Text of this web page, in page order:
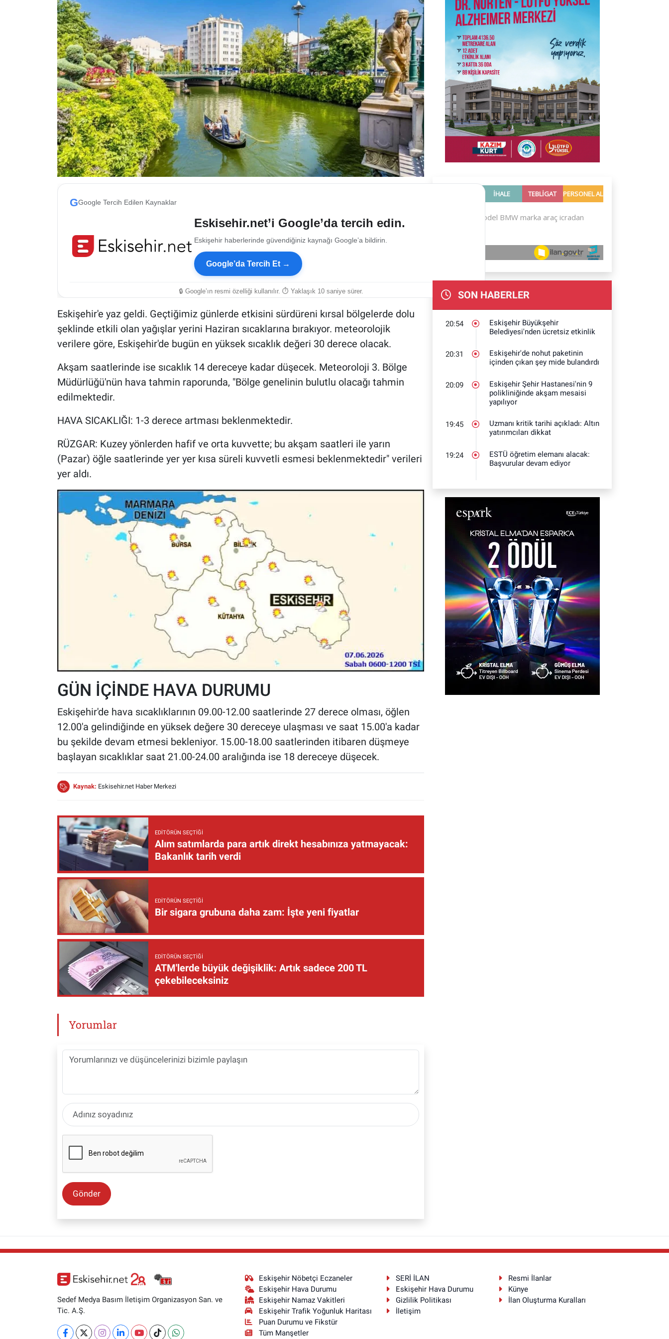
GGoogle Tercih Edilen Kaynaklar
Eskisehir.net’i Google’da tercih edin.
Eskişehir haberlerinde güvendiğiniz kaynağı Google’a bildirin.
Google’da Tercih Et →
🔒 Google’ın resmi özelliği kullanılır. ⏱ Yaklaşık 10 saniye sürer.
Eskişehir'e yaz geldi. Geçtiğimiz günlerde etkisini sürdüreni kırsal bölgelerde dolu
şeklinde etkili olan yağışlar yerini Haziran sıcaklarına bırakıyor. meteorolojik
verilere göre, Eskişehir'de bugün en yüksek sıcaklık değeri 30 derece olacak.
Akşam saatlerinde ise sıcaklık 14 dereceye kadar düşecek. Meteoroloji 3. Bölge
Müdürlüğü'nün hava tahmin raporunda, "Bölge genelinin bulutlu olacağı tahmin
edilmektedir.
HAVA SICAKLIĞI: 1-3 derece artması beklenmektedir.
RÜZGAR: Kuzey yönlerden hafif ve orta kuvvette; bu akşam saatleri ile yarın
(Pazar) öğle saatlerinde yer yer kısa süreli kuvvetli esmesi beklenmektedir" verileri
yer aldı.
GÜN İÇİNDE HAVA DURUMU
Eskişehir'de hava sıcaklıklarının 09.00-12.00 saatlerinde 27 derece olması, öğlen
12.00'a gelindiğinde en yüksek değere 30 dereceye ulaşması ve saat 15.00'a kadar
bu şekilde devam etmesi bekleniyor. 15.00-18.00 saatlerinden itibaren düşmeye
başlayan sıcaklıklar saat 21.00-24.00 aralığında ise 18 dereceye düşecek.
Kaynak: Eskisehir.net Haber Merkezi
EDITÖRÜN SEÇTIĞI
Alım satımlarda para artık direkt hesabınıza yatmayacak:
Bakanlık tarih verdi
EDITÖRÜN SEÇTIĞI
Bir sigara grubuna daha zam: İşte yeni fiyatlar
EDITÖRÜN SEÇTIĞI
ATM'lerde büyük değişiklik: Artık sadece 200 TL
çekebileceksiniz
Yorumlar
Gönder
SON HABERLER
20:54
Eskişehir Büyükşehir
Belediyesi'nden ücretsiz etkinlik
20:31
Eskişehir'de nohut paketinin
içinden çıkan şey mide bulandırdı
20:09
Eskişehir Şehir Hastanesi'nin 9
polikliniğinde akşam mesaisi
yapılıyor
19:45
Uzmanı kritik tarihi açıkladı: Altın
yatırımcıları dikkat
19:24
ESTÜ öğretim elemanı alacak:
Başvurular devam ediyor
Sedef Medya Basım İletişim Organizasyon San. ve
Tic. A.Ş.
Eskişehir Nöbetçi Eczaneler
Eskişehir Hava Durumu
Eskişehir Namaz Vakitleri
Eskişehir Trafik Yoğunluk Haritası
Puan Durumu ve Fikstür
Tüm Manşetler
SERİ İLAN
Resmi İlanlar
Eskişehir Hava Durumu
Künye
Gizlilik Politikası
İlan Oluşturma Kuralları
İletişim
ESKİŞEHİR NÖBETÇİ ECZANELER
Eskişehir Haber İçerikleri
Eskişehir Hava Durumu
Eskişehir Tramvay Saatleri
Eskişehir Otobüs Saatleri